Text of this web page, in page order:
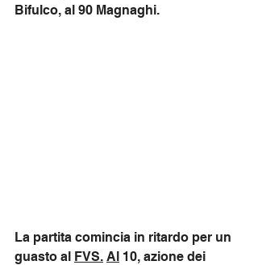
Bifulco, al 90 Magnaghi.
La partita comincia in ritardo per un
guasto al FVS. Al 10, azione dei